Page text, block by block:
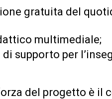
gratuita del
multimediale;
supporto per
del progetto è il